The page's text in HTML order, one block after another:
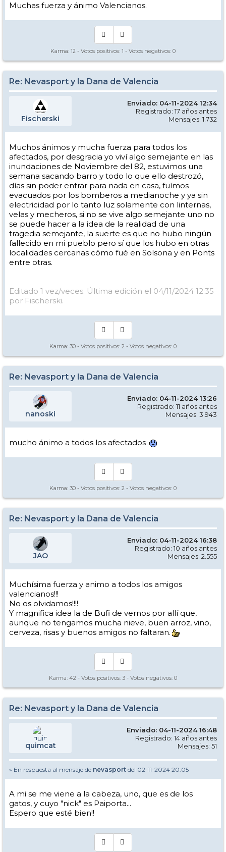
Muchas fuerza y ánimo Valencianos.
Karma: 12 - Votos positivos: 1 - Votos negativos: 0
Re: Nevasport y la Dana de Valencia
Fischerski
Enviado: 04-11-2024 12:34
Registrado: 17 años antes
Mensajes: 1.732
Muchos ánimos y mucha fuerza para todos los
afectados, por desgracia yo viví algo semejante en las
inundaciones de Noviembre del 82, estuvimos una
semana sacando barro y todo lo que ello destrozó,
días sin poder entrar para nada en casa, fuímos
evacuados por los bomberos a medianoche y ya sin
electricidad por lo tanto luz solamente con linternas,
velas y mecheros, si no se vive algo semejante uno no
se puede hacer a la idea de la realidad de una
tragedia semejante, la suerte es que no hubo ningún
fallecido en mi pueblo pero sí que los hubo en otras
localidades cercanas cómo fué en Solsona y en Ponts
entre otras.
Editado 1 vez/veces. Última edición el 04/11/2024 12:35
por Fischerski.
Karma: 30 - Votos positivos: 2 - Votos negativos: 0
Re: Nevasport y la Dana de Valencia
nanoski
Enviado: 04-11-2024 13:26
Registrado: 11 años antes
Mensajes: 3.943
mucho ánimo a todos los afectados
Karma: 30 - Votos positivos: 2 - Votos negativos: 0
Re: Nevasport y la Dana de Valencia
JAO
Enviado: 04-11-2024 16:38
Registrado: 10 años antes
Mensajes: 2.555
Muchísima fuerza y animo a todos los amigos
valencianos!!!
No os olvidamos!!!!
Y magnifica idea la de Bufi de vernos por allí que,
aunque no tengamos mucha nieve, buen arroz, vino,
cerveza, risas y buenos amigos no faltaran.
Karma: 42 - Votos positivos: 3 - Votos negativos: 0
Re: Nevasport y la Dana de Valencia
quimcat
Enviado: 04-11-2024 16:48
Registrado: 14 años antes
Mensajes: 51
» En respuesta al mensaje de nevasport del 02-11-2024 20:05
A mi se me viene a la cabeza, uno, que es de los
gatos, y cuyo "nick" es Paiporta...
Espero que esté bien!!